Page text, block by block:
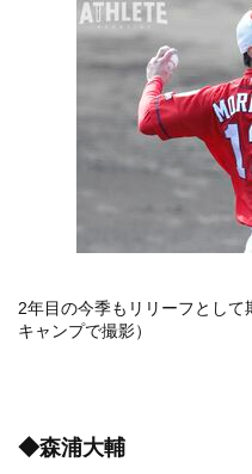
2年目の今季もリリーフとし
キャンプで撮影）
◆森浦大輔